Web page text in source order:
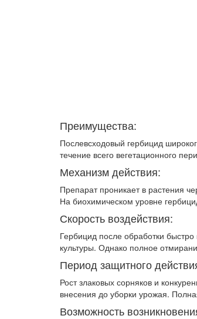
Преимущества:
Послевсходовый гербицид
течение всего вегетационного
Механизм действия:
Препарат проникает в растения
На биохимиче­ском уровне
Скорость воздействия:
Гербицид после обработки быстро
культуры. Однако полное
Период защитного
Рост злаковых сорняков и
внесения до убор­ки урожая.
Возможность